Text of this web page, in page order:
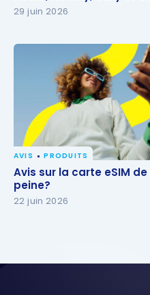
29 juin 2026
Avis sur la carte eSIM de
peine?
AVIS PRODUITS
Avis sur la carte eSIM
peine?
22 juin 2026